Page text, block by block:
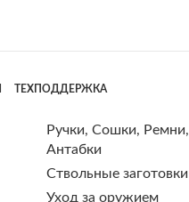
ТЕХПОДДЕРЖКА
Ручки, Сошки, Ремни,
Антабки
Ствольные заготовки
Уход за оружием